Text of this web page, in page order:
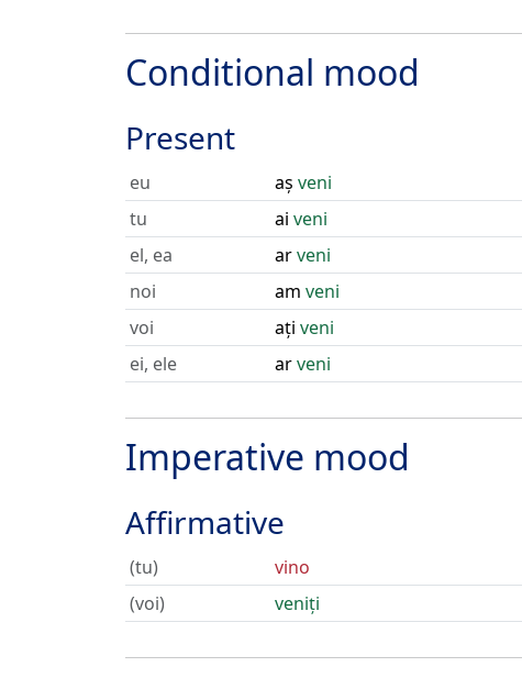
Conditional mood
Present
eu aș veni
tu
ai veni
el, ea
arveni
noi
am veni
voi
ați veni
ei, ele
arveni
Imperative mood
Affirmative
(tu)
vino
(voi)
veniți